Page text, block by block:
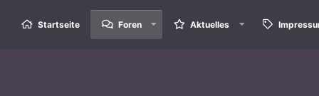
Startseite Foren Aktuelles